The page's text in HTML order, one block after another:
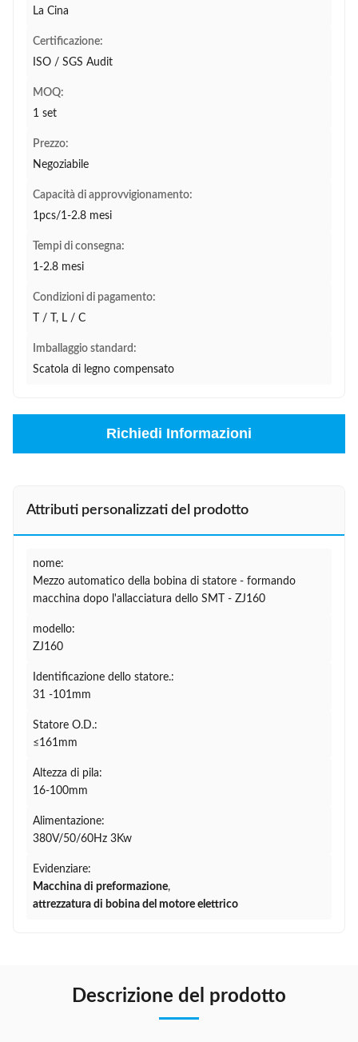
La Cina
Certificazione:
ISO / SGS Audit
MOQ:
1 set
Prezzo:
Negoziabile
Capacità di approvvigionamento:
1pcs/1-2.8 mesi
Tempi di consegna:
1-2.8 mesi
Condizioni di pagamento:
T / T, L / C
Imballaggio standard:
Scatola di legno compensato
Richiedi Informazioni
Attributi personalizzati del prodotto
nome:
Mezzo automatico della bobina di statore - formando
macchina dopo l'allacciatura dello SMT - ZJ160
modello:
ZJ160
Identificazione dello statore.:
31 -101mm
Statore O.D.:
≤161mm
Altezza di pila:
16-100mm
Alimentazione:
380V/50/60Hz 3Kw
Evidenziare:
Macchina di preformazione,
attrezzatura di bobina del motore elettrico
Descrizione del prodotto